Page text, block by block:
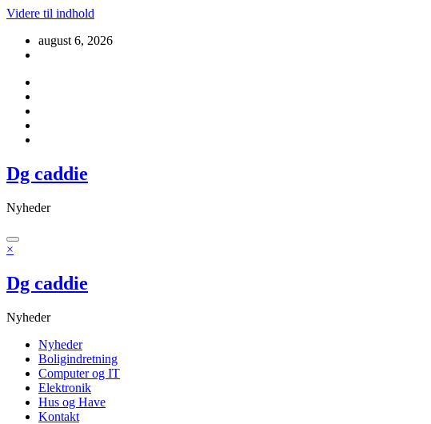
Videre til indhold
august 6, 2026
Dg caddie
Nyheder
×
Dg caddie
Nyheder
Nyheder
Boligindretning
Computer og IT
Elektronik
Hus og Have
Kontakt